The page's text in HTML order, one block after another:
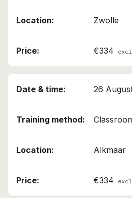
Zwolle
€334
26
Alkmaar
€334